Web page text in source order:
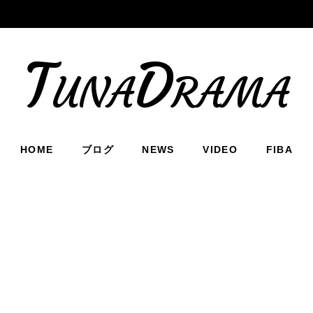
TunaDrama
HOME ブログ NEWS VIDEO FIBA